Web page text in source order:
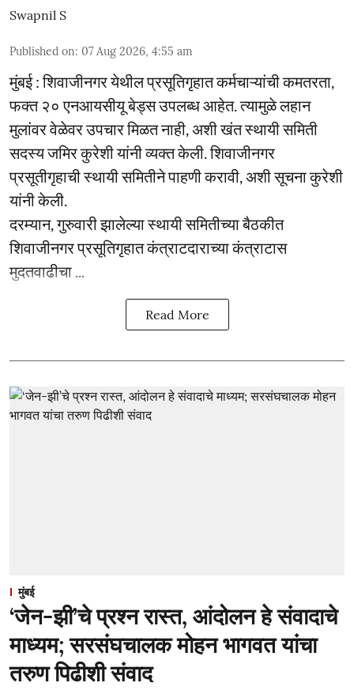
Swapnil S
Published on: 07 Aug 2026, 4:55 am
मुंबई : शिवाजीनगर येथील प्रसूतिगृहात कर्मचाऱ्यांची कमतरता,
फक्त २० एनआयसीयू बेड्स उपलब्ध आहेत. त्यामुळे लहान
मुलांवर वेळेवर उपचार मिळत नाही, अशी खंत स्थायी समिती
सदस्य जमिर कुरेशी यांनी व्यक्त केली. शिवाजीनगर
प्रसूतीगृहाची स्थायी समितीने पाहणी करावी, अशी सूचना कुरेशी
यांनी केली.
दरम्यान, गुरुवारी झालेल्या स्थायी समितीच्या बैठकीत
शिवाजीनगर प्रसूतिगृहात कंत्राटदाराच्या कंत्राटास
मुदतवाढीचा ...
Read More
मुंबई
‘जेन-झी’चे प्रश्न रास्त, आंदोलन हे संवादाचे
माध्यम; सरसंघचालक मोहन भागवत यांचा
तरुण पिढीशी संवाद